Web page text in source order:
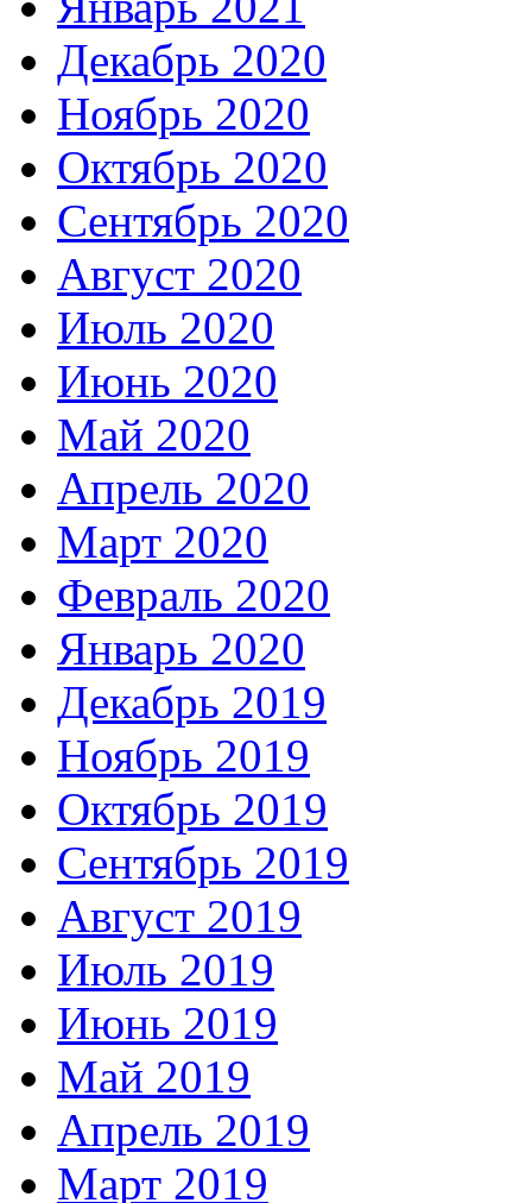
Декабрь 2020
Ноябрь 2020
Октябрь 2020
Сентябрь 2020
Август 2020
Июль 2020
Июнь 2020
Май 2020
Апрель 2020
Март 2020
Февраль 2020
Январь 2020
Декабрь 2019
Ноябрь 2019
Октябрь 2019
Сентябрь 2019
Август 2019
Июль 2019
Июнь 2019
Май 2019
Апрель 2019
Март 2019